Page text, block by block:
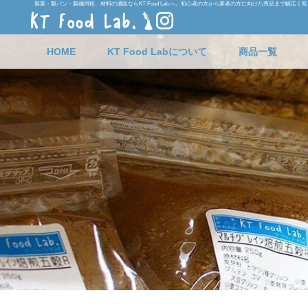
製菓・製パン・製麺用粉、材料の通販ならKT Food Lab.へ。初心者の方から業者の方に向けた商品まで幅広く
HOME KT Food Labについて 商品一覧